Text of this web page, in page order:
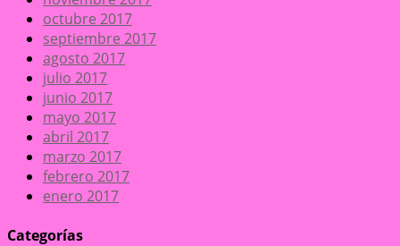
octubre 2017
septiembre 2017
agosto 2017
julio 2017
junio 2017
mayo 2017
abril 2017
marzo 2017
febrero 2017
enero 2017
Categorías